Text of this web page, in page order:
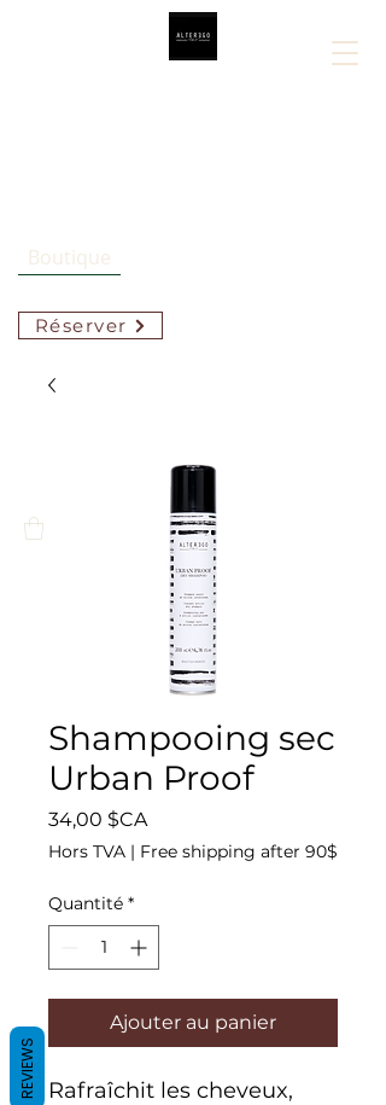
Boutique
Réserver
sarahlesperance1@gmail.com
514-808-5449
514-808-5449
Shampooing sec
Urban Proof
34,00 $CAPrix
Hors TVA | Free shipping after 90$
Quantité *
Ajouter au panier
Rafraîchit les cheveux,
REVIEWS